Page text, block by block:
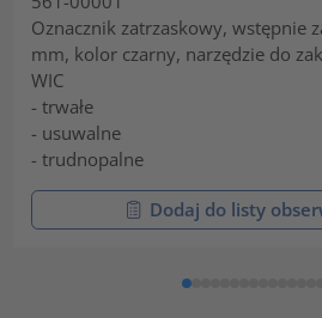
Oznacznik zatrzaskowy, wstępnie
mm, kolor czarny, narzędzie do
WIC
- trwałe
- usuwalne
- trudnopalne
Dodaj do listy